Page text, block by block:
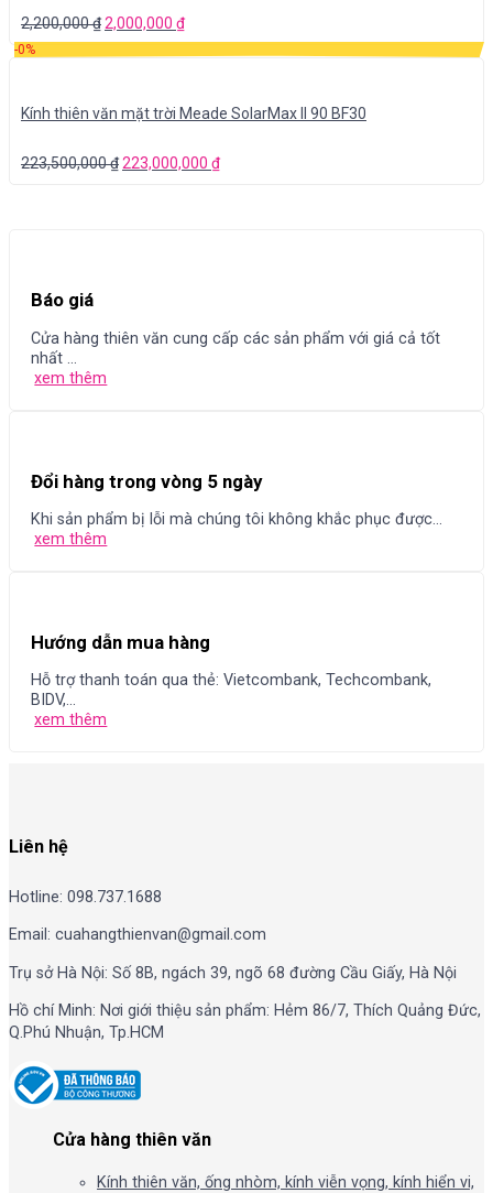
2,200,000₫2,000,000 ₫
-0%
Kính thiên văn mặt trời Meade SolarMax II 90 BF30
223,500,000₫223,000,000 ₫
Báo giá
Cửa hàng thiên văn cung cấp các sản phẩm với giá cả tốt
nhất ...
xem thêm
Đổi hàng trong vòng 5 ngày
Khi sản phẩm bị lỗi mà chúng tôi không khắc phục được...
xem thêm
Hướng dẫn mua hàng
Hỗ trợ thanh toán qua thẻ: Vietcombank, Techcombank,
BIDV,...
xem thêm
Liên hệ
Hotline: 098.737.1688
Email: cuahangthienvan@gmail.com
Trụ sở Hà Nội: Số 8B, ngách 39, ngõ 68 đường Cầu Giấy, Hà Nội
Hồ chí Minh: Nơi giới thiệu sản phẩm: Hẻm 86/7, Thích Quảng Đức,
Q.Phú Nhuận, Tp.HCM
Cửa hàng thiên văn
Kính thiên văn, ống nhòm, kính viễn vọng, kính hiển vi,